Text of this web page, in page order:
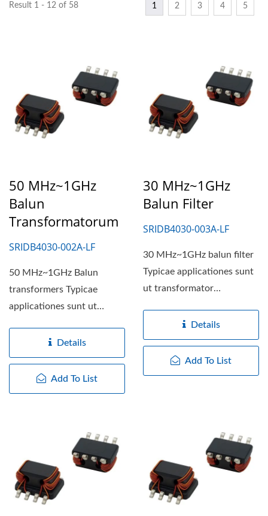
Result 1 - 12 of 58 1 2 3 4 5
50 MHz~1GHz
Balun
Transformatorum
SRIDB4030-002A-LF
50 MHz~1GHz Balun
transformers Typicae
applicationes sunt ut
impedimentum vel
isolatio,...
Details
Add To List
30 MHz~1GHz
Balun Filter
SRIDB4030-003A-LF
30 MHz~1GHz balun filter
Typicae applicationes sunt
ut transformator
isolationis,...Details
Add To List